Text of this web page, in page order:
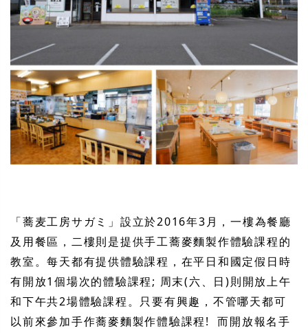
「蕎麦工房サガミ」設立於2016年3月，一樓為餐廳
及用餐區，二樓則是提供手工蕎麥麵製作體驗課程的
教室。每天都有提供體驗課程，在平日和國定假日時
有開放1個場次的體驗課程; 周末(六、日)則開放上午
和下午共2場體驗課程。只要有興趣，不管哪天都可
以前來參加手作蕎麥麵製作體驗課程! 而開放報名手